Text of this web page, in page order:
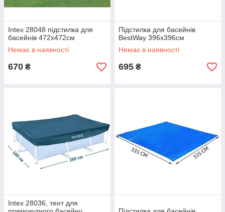
Intex 28048 підстилка для
басейнів 472х472см
Немає в наявності
670 ₴
Підстилка для басейнів
BestWay 396х396см
Немає в наявності
695 ₴
Intex 28036, тент для